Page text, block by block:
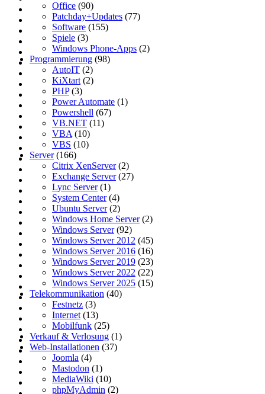
Office (90)
Patchday+Updates (77)
Software (155)
Spiele (3)
Windows Phone-Apps (2)
Programmierung (98)
AutoIT (2)
KiXtart (2)
PHP(3)
Power Automate (1)
Powershell (67)
VB.NET (11)
VBA (10)
VBS (10)
Server(166)
Citrix XenServer(2)
Exchange Server(27)
Lync Server(1)
System Center(4)
Ubuntu Server(2)
Windows Home Server(2)
Windows Server(92)
Windows Server 2012 (45)
Windows Server 2016 (16)
Windows Server 2019 (23)
Windows Server 2022 (22)
Windows Server 2025 (15)
Telekommunikation (40)
Festnetz (3)
Internet (13)
Mobilfunk (25)
Verkauf & Verlosung (1)
Web-Installationen (37)
Joomla (4)
Mastodon (1)
MediaWiki (10)
phpMyAdmin (2)